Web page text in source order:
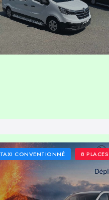
TAXI CONVENTIONNÉ 8 PLACES